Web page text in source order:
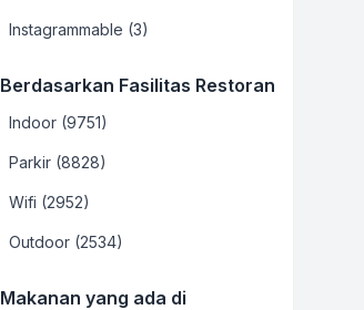
Instagrammable (3)
Berdasarkan Fasilitas Restoran
Indoor (9751)
Parkir (8828)
Wifi (2952)
Outdoor (2534)
Makanan yang ada di